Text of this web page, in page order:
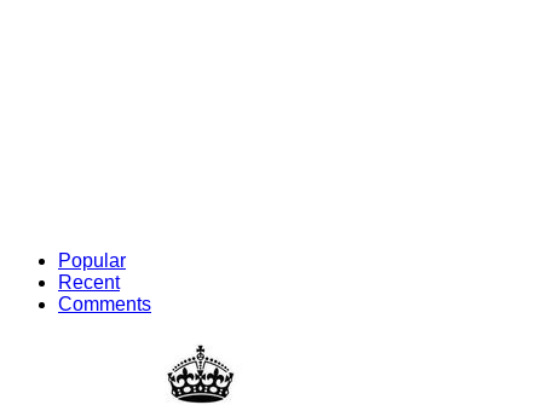
Popular
Recent
Comments